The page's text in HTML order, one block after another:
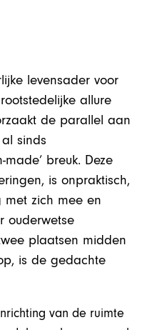
levensader voor
allure
de parallel aan
sinds
made’ breuk. Deze
is onpraktisch,
met zich mee en
ouderwetse
plaatsen midden
is de gedachte
van de ruimte